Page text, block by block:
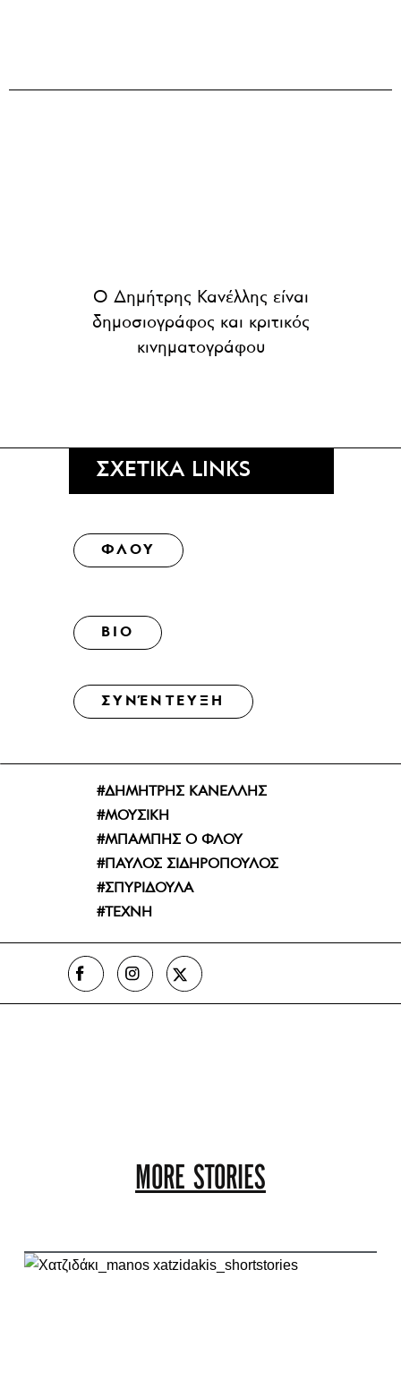
Ο Δημήτρης Κανέλλης είναι
δημοσιογράφος και κριτικός
κινηματογράφου
ΣΧΕΤΙΚΑ LINKS
ΦΛΟΥ
BIO
ΣΥΝΈΝΤΕΥΞΗ
ΔΗΜΗΤΡΗΣ ΚΑΝΕΛΛΗΣ
ΜΟΥΣΙΚΗ
ΜΠΑΜΠΗΣ Ο ΦΛΟΥ
ΠΑΥΛΟΣ ΣΙΔΗΡΟΠΟΥΛΟΣ
ΣΠΥΡΙΔΟΥΛΑ
ΤΕΧΝΗ
MORE STORIES